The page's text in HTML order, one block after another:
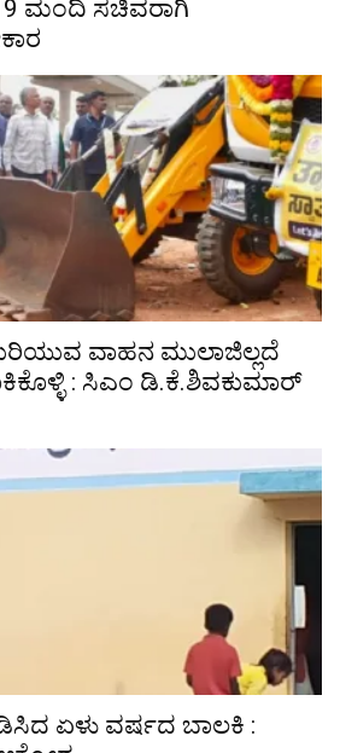
ಮಂದಿ ಸಚಿವರಾಗಿ
ವಾಹನ ಮುಲಾಜಿಲ್ಲದೆ
: ಸಿಎಂ ಡಿ.ಕೆ.ಶಿವಕುಮಾರ್‌
ಏಳು ವರ್ಷದ ಬಾಲಕಿ :